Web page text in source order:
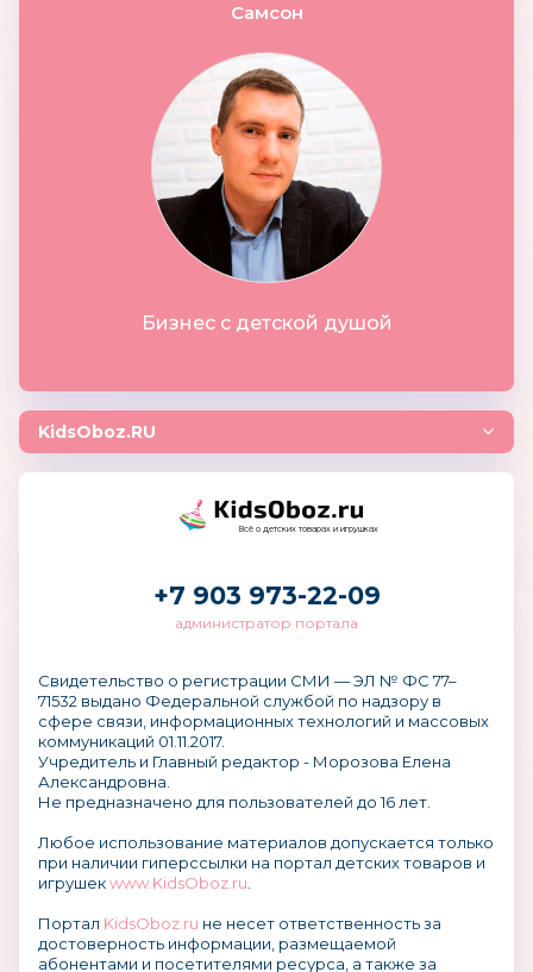
Самсон
Бизнес с детской душой
KidsOboz.RU
Всё о детских товарах и игрушках
+7 903 973-22-09
администратор портала
Свидетельство о регистрации СМИ — ЭЛ № ФС 77–
71532 выдано Федеральной службой по надзору в
сфере связи, информационных технологий и массовых
коммуникаций 01.11.2017.
Учредитель и Главный редактор - Морозова Елена
Александровна.
Не предназначено для пользователей до 16 лет.
Любое использование материалов допускается только
при наличии гиперссылки на портал детских товаров и
игрушекwww.KidsOboz.ru
Портал KidsOboz.ru не несет ответственность за
достоверность информации, размещаемой
абонентами и посетителями ресурса, а также за